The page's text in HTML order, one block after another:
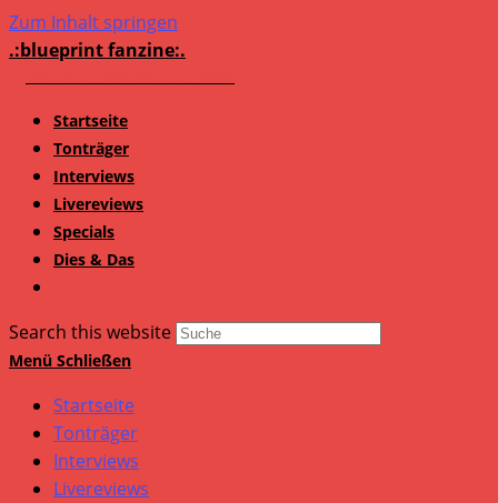
Zum Inhalt springen
.:blueprint fanzine:.
Startseite
Tonträger
Interviews
Livereviews
Specials
Dies & Das
Search this website
Menü Schließen
Startseite
Tonträger
Interviews
Livereviews